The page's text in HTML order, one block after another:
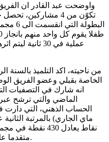
واوضحت عبد القادر ان
تكوّن من 4
عملية في 30
من ناحيته، اكد التلميذ بالسنة
الخاصة بقبلي وعضو الفريق
انه شارك في التصفيات
الماضي والتي ترشح
ماي الجاري) بالمرتبة
نقاط يعادل 430
متقدما على المشاركين من العديد من الدول.